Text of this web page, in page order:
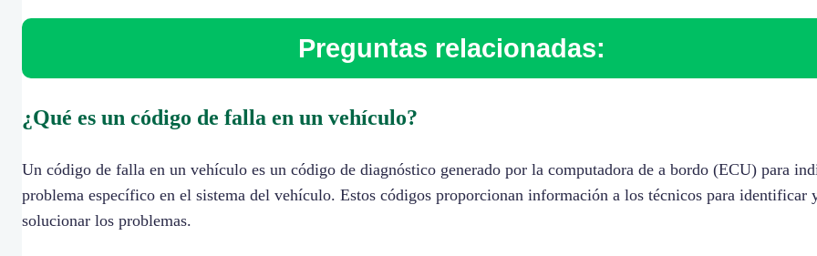
Preguntas relacionadas:
¿Qué es un código de falla en un vehículo?
Un código de falla en un vehículo es un código de diagnóstico generado por la computadora de a bordo (ECU) para
problema específico en el sistema del vehículo. Estos códigos proporcionan información a los técnicos para identificar
solucionar los problemas.